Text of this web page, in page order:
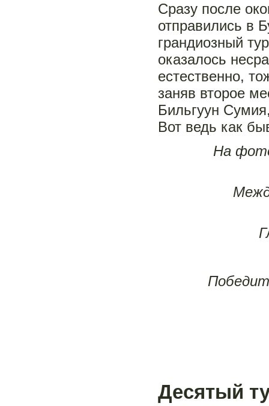
Сразу после
отправились в
грандиозный
оказалось
естественно,
заняв второе
Бильгуун
Вот ведь как
На
Десятый